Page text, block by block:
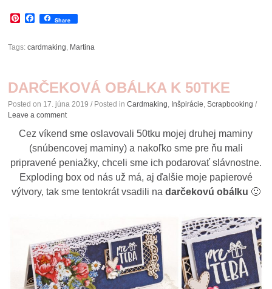
Pinterest
Facebook
Share
Tags:cardmaking Martina
DARČEKOVÁ OBÁLKA K 50TKE
Posted on 17. júna 2019 / Posted inCardmaking Inšpirácie ,Scrapbooking /
Leave a comment
Cez víkend sme oslavovali 50tku mojej druhej maminy
(snúbencovej maminy) a nakoľko sme pre ňu mali
pripravené peniažky, chceli sme ich podarovať slávnostne.
Exploding box od nás už má, aj ďalšie moje papierové
výtvory, tak sme tentokrát vsadili na darčekovú obálku 🙂